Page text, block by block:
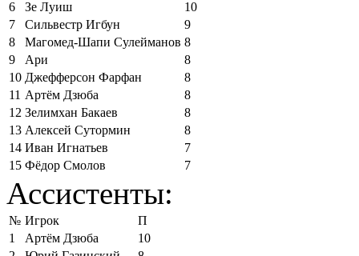
6
Зе Луиш
10
7
Сильвестр Игбун
9
8
Магомед-Шапи Сулейманов 8
9
Ари
8
10 Джефферсон Фарфан
8
11 Артём Дзюба
8
12 Зелимхан Бакаев
8
13 Алексей Сутормин
8
14 Иван Игнатьев
7
15 Фёдор Смолов 7
Ассистенты:
№ Игрок
П
1
Артём Дзюба
10